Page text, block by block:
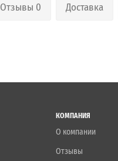
Отзывы 0 Доставка
КОМПАНИЯ
О компании
Отзывы